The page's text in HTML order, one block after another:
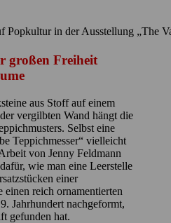
Popkultur in der Ausstellung „The
großen Freiheit
aus Stoff auf einem
vergilbten Wand hängt die
Selbst eine
Teppichmesser“ vielleicht
von Jenny Feldmann
wie man eine Leerstelle
einer
reich ornamentierten
Jahrhundert nachgeformt,
gefunden hat.